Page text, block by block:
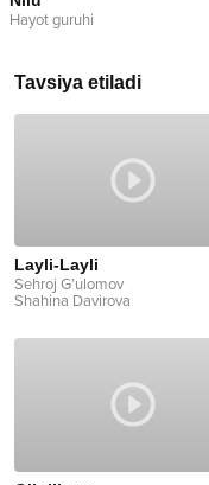
Hayot guruhi
Tavsiya etiladi
Layli-Layli
Sehroj G’ulomov
Shahina Davirova